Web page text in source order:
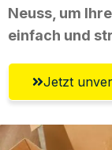
Neuss, um
einfach und
Jetzt